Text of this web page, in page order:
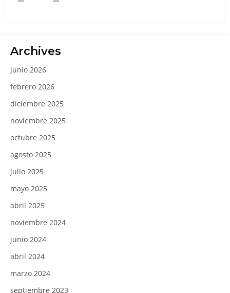
Archives
junio 2026
febrero 2026
diciembre 2025
noviembre 2025
octubre 2025
agosto 2025
julio 2025
mayo 2025
abril 2025
noviembre 2024
junio 2024
abril 2024
marzo 2024
septiembre 2023